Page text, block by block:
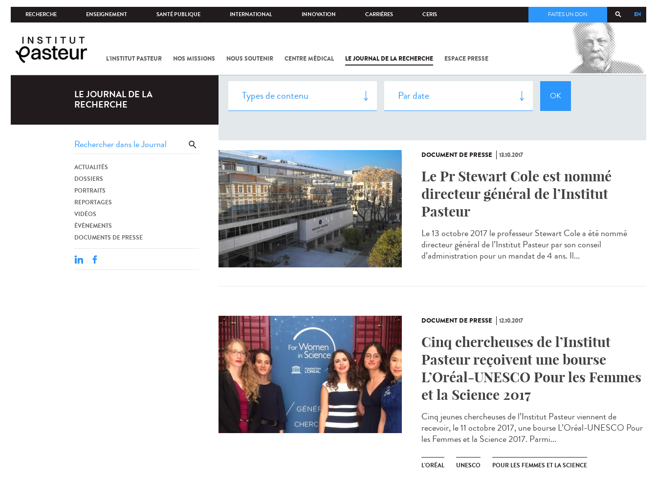
RECHERCHE ENSEIGNEMENT SANTÉ PUBLIQUE INTERNATIONAL INNOVATION CARRIÈRES CERIS EN
FAITES UN DON
L'INSTITUT PASTEUR NOS MISSIONS NOUS SOUTENIR CENTRE MÉDICAL LE JOURNAL DE LA RECHERCHE ESPACE PRESSE
COV-2 /
L'INSTITUT
PASTEUR
LE JOURNAL DE LA
RECHERCHE
ACTUALITÉS
DOSSIERS
PORTRAITS
REPORTAGES
VIDÉOS
ÉVÉNEMENTS
DOCUMENTS DE PRESSE
DOCUMENT DE PRESSE 13.10.2017
Le Pr Stewart Cole est nommé
directeur général de l’Institut
Pasteur
Le 13 octobre 2017 le professeur Stewart Cole a été nommé
directeur général de l’Institut Pasteur par son conseil
d’administration pour un mandat de 4 ans. Il...
DOCUMENT DE PRESSE 12.10.2017
Cinq chercheuses de l’Institut
Pasteur reçoivent une bourse
L’Oréal-UNESCO Pour les Femmes
et la Science 2017
Cinq jeunes chercheuses de l’Institut Pasteur viennent de
recevoir, le 11 octobre 2017, une bourse L’Oréal-UNESCO Pour
les Femmes et la Science 2017. Parmi...
L'ORÉAL UNESCO POUR LES FEMMES ET LA SCIENCE